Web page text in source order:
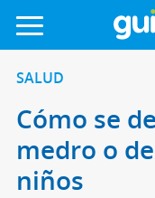
SALUD
Cómo se
medro o
niños